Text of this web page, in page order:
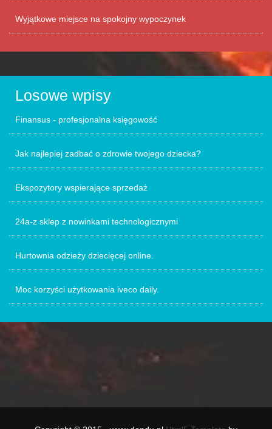
Wyjątkowe miejsce na spokojny wypoczynek
Losowe wpisy
Finansus - profesjonalna księgowość
Jak najlepiej zadbać o zdrowie twojego dziecka?
Ekspozytory wspierające sprzedaż
24a-z sklep z nowinkami technologicznymi
Hurtownia odzieży dziecięcej online.
Moc korzyści użytkowania iveco daily.